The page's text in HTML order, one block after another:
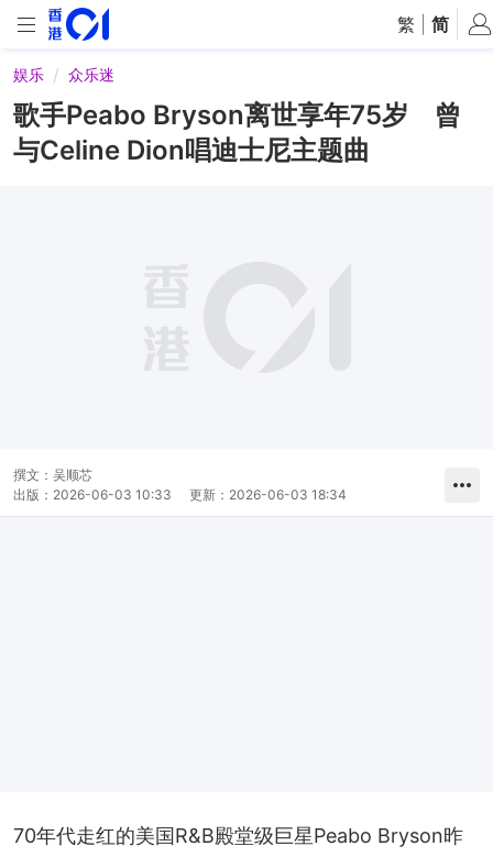
繁 简
娱乐 众乐迷
歌手Peabo Bryson离世享年75岁 曾
与Celine Dion唱迪士尼主题曲
撰文： 吴顺芯
出版： 2026-06-03 10:33 更新： 2026-06-03 18:34
70年代走红的美国R&B殿堂级巨星Peabo Bryson昨